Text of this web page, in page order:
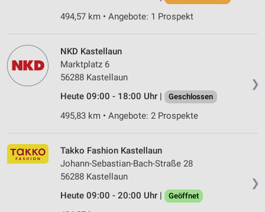
494,57 km • Angebote: 1 Prospekt
❯
NKD Kastellaun
Marktplatz 6
56288 Kastellaun
Heute 09:00 - 18:00 Uhr |
Geschlossen
495,83 km • Angebote: 2 Prospekte
❯
Takko Fashion Kastellaun
Johann-Sebastian-Bach-Straße 28
56288 Kastellaun
Heute 09:00 - 20:00 Uhr |
Geöffnet